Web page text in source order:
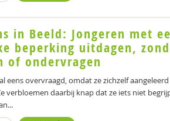
in Beeld: Jongeren met
beperking uitdagen,
of ondervragen
eens overvraagd, omdat ze zichzelf
verbloemen daarbij knap dat ze iets niet